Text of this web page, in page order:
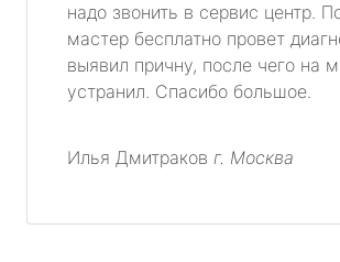
надо звонить в сервис центр.
мастер бесплатно провет
выявил причну, после чего на
устранил. Спасибо большое.
Илья Дмитраков г. Москва